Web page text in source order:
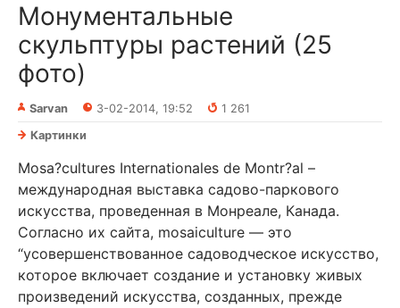
Монументальные
скульптуры растений (25
фото)
Sarvan 3-02-2014, 19:52
1 261
Картинки
Mosa?cultures Internationales de Montr?al –
международная выставка садово-паркового
искусства, проведенная в Монреале, Канада.
Согласно их сайта, mosaiculture — это
“усовершенствованное садоводческое искусство,
которое включает создание и установку живых
произведений искусства, созданных, прежде